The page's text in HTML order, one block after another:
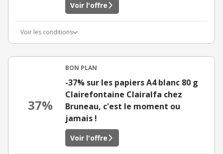
Voir l'offre
Voir les conditions
37%
BON PLAN
-37% sur les papiers A4 blanc 80 g
Clairefontaine Clairalfa chez
Bruneau, c'est le moment ou
jamais !
Voir l'offre